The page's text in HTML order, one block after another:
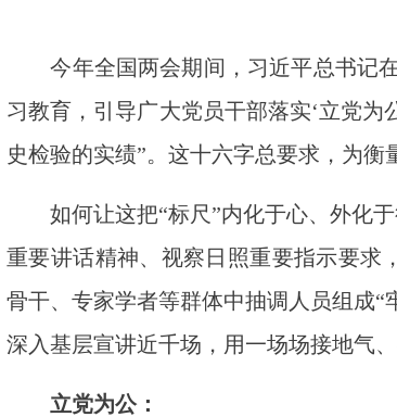
今年全国两会期间，习近平总书记在
习教育，引导广大党员干部落实‘立党
史检验的实绩”。这十六字总要求，为衡
如何让这把“标尺”内化于心、外化于
重要讲话精神、视察日照重要指示要求
骨干、专家学者等群体中抽调人员组成
深入基层宣讲近千场，用一场场接地气
立党为公：